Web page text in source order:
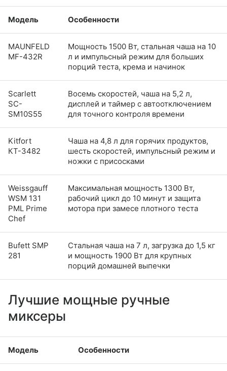
Модель Особенности
MAUNFELD
MF-432R
Мощность 1500 Вт, стальная чаша на 10
л и импульсный режим для больших
порций теста, крема и начинок
Scarlett
SC-
SM10S55
Восемь скоростей, чаша на 5,2 л,
дисплей и таймер с автоотключением
для точного контроля времени
Kitfort
КТ-3482
Чаша на 4,8 л для горячих продуктов,
шесть скоростей, импульсный режим и
ножки с присосками
Weissgauff
WSM 131
PML Prime
Chef
Максимальная мощность 1300 Вт,
рабочий цикл до 10 минут и защита
мотора при замесе плотного теста
Bufett SMP
281
Стальная чаша на 7 л, загрузка до 1,5 кг
и мощность 1900 Вт для крупных
порций домашней выпечки
Лучшие мощные ручные
миксеры
Модель Особенности